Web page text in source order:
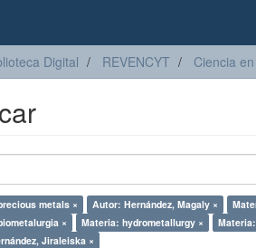
Digital REVENCYT Ciencia
metals × Autor: Hernández, Magaly ×
×
Materia: hydrometallurgy ×
Jiraleiska ×